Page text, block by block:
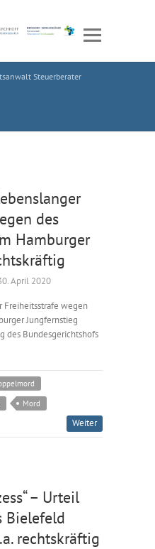
Steuerberater
des
Hamburger
April 2020
Freiheitsstrafe wegen
Jungfernstieg
des Bundesgerichtshofs
Mord
Weiter
– Urteil
Bielefeld
rechtskräftig